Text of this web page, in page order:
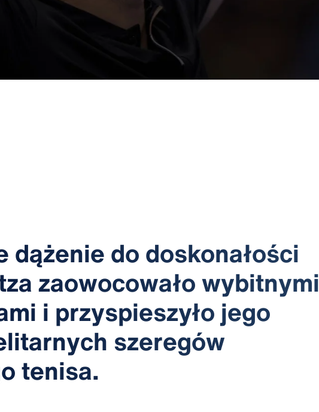
dążenie do doskonałości
zaowocowało wybitnymi
i przyspieszyło jego
szeregów
tenisa.